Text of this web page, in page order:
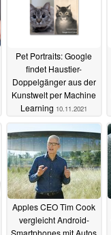
Pet Portraits: Google
findet Haustier-
Doppelgänger aus der
Kunstwelt per Machine
Learning 10.11.2021
Apples CEO Tim Cook
vergleicht Android-